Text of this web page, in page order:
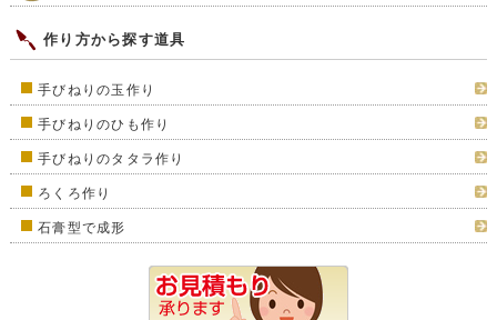
作り方から探す道具
手びねりの玉作り
手びねりのひも作り
手びねりのタタラ作り
ろくろ作り
石膏型で成形